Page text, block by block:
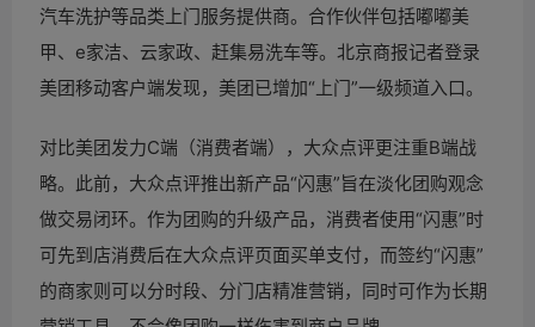
汽车洗护等品类上门服务提供商。合作伙伴包括嘟嘟美
甲、e家洁、云家政、赶集易洗车等。北京商报记者登录
美团移动客户端发现，美团已增加“上门”一级频道入口。
对比美团发力C端（消费者端），大众点评更注重B端战
略。此前，大众点评推出新产品“闪惠”旨在淡化团购观念
做交易闭环。作为团购的升级产品，消费者使用“闪惠”时
可先到店消费后在大众点评页面买单支付，而签约“闪惠”
的商家则可以分时段、分门店精准营销，同时可作为长期